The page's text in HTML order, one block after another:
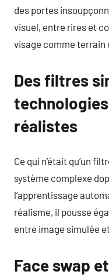
des portes
visuel, entre rires et
visage comme terrain
Des filtres
réalistes
Ce qui n’était qu’un
système complexe
l’apprentissage
réalisme, il pousse
entre image simulée
Face swap